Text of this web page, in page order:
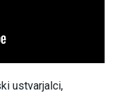
ustvarjalci,